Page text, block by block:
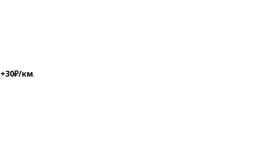
+30₽/км.